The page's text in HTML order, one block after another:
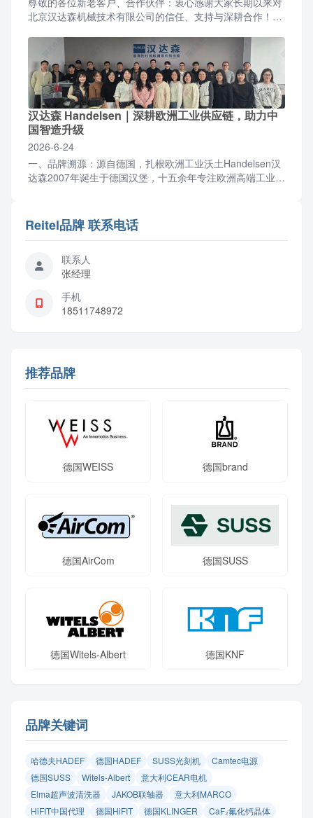
北京汉达森机械技术有限公司的信任、支持与深耕合作！伴
境、升...
汉达森 Handelsen｜深耕欧洲工业供应链，助力中
国智造升级
2026-6-24
一、品牌溯源：源自德国，扎根欧洲工业沃土Handelsen汉
达森2007年诞生于德国汉堡，十五余年专注欧洲高端工业零
Reitel品牌 联系电话
联系人
张经理
手机
18511748972
推荐品牌
德国WEISS 德国brand
德国AirCom 德国SUSS
德国Witels-Albert 德国KNF
品牌关键词
哈德夫HADEF 德国HADEF SUSS光刻机
Camtec电源
德国SUSS
Witels‑Albert
意大利CEAR电机
Elma超声波清洗器
JAKOB联轴器
意大利MARCO
HiFIT中国代理
德国HiFIT 德国KLINGER CaF₂氟化钙晶体